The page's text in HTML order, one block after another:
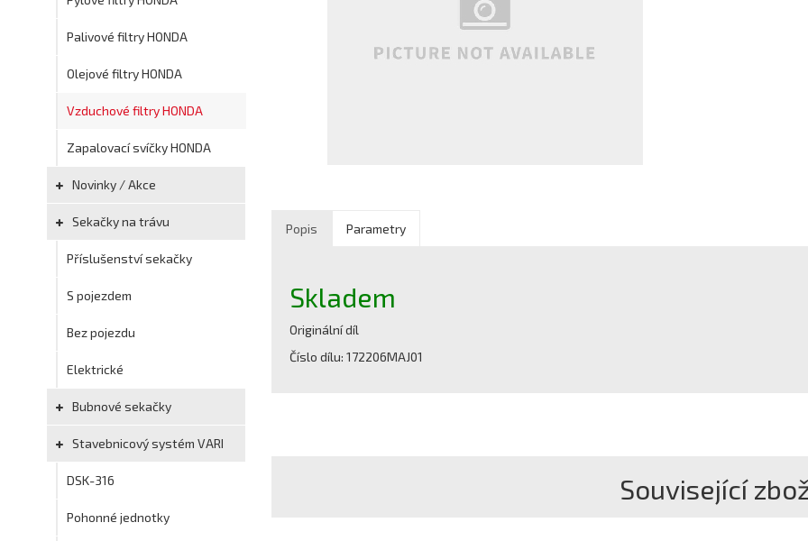
Palivové filtry HONDA
Olejové filtry HONDA
Vzduchové filtry HONDA
Zapalovací svíčky HONDA
Novinky / Akce
Sekačky na trávu
Příslušenství sekačky
S pojezdem
Bez pojezdu
Elektrické
Bubnové sekačky
Stavebnicový systém VARI
DSK-316
Pohonné jednotky
Popis Parametry
Skladem
Originální díl
Číslo dílu: 172206MAJ01
Související